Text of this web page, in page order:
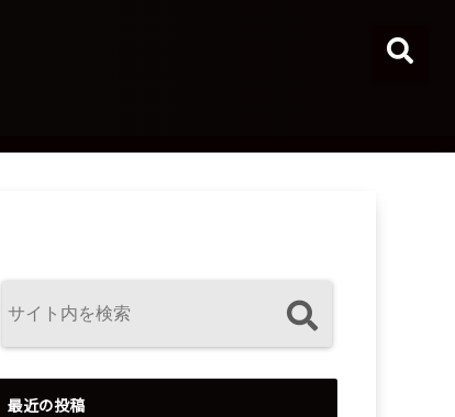
最近の投稿